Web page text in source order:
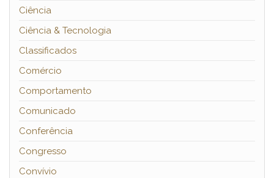
Ciência
Ciência & Tecnologia
Classificados
Comércio
Comportamento
Comunicado
Conferência
Congresso
Convívio